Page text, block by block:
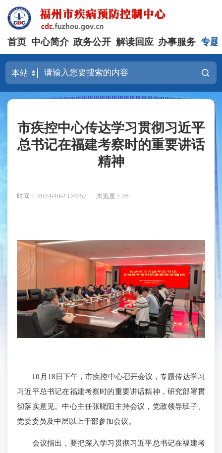
首页 中心简介 政务公开 解读回应 办事服务 专题
市疾控中心传达学习贯彻习近平
总书记在福建考察时的重要讲话
精神
时间： 2024-10-23 20:57 浏览量：26
10月18日下午，市疾控中心召开会议，专题传达学习
习近平总书记在福建考察时的重要讲话精神，研究部署贯
彻落实意见。中心主任张晓阳主持会议，党政领导班子、
党委委员及中层以上干部参加会议。
会议指出，要把深入学习贯彻习近平总书记在福建考